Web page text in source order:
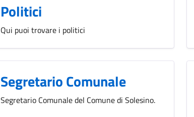
Politici
Qui puoi trovare i politici
Segretario Comunale
Segretario Comunale del Comune di Solesino.